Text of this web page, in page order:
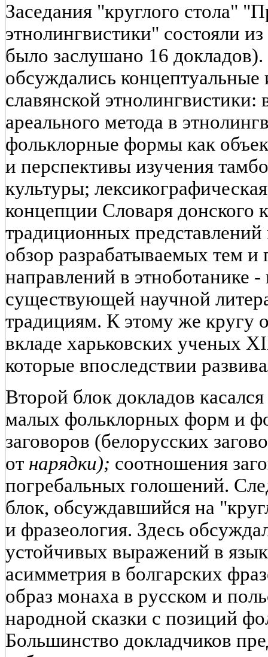
Заседания "круглого стола"
этнолингвистики" состояли
было заслушано 16
обсуждались
славянской
ареального метода в
фольклорные формы как
и перспективы изучения
культуры;
концепции Словаря донского
традиционных представлений
обзор разрабатываемых тем и
направлений в этноботанике
существующей научной
традициям. К этому же кругу
вкладе харьковских ученых
которые впоследствии
Второй блок докладов
малых фольклорных форм и
заговоров (белорусских
от нарядки); соотношения
погребальных голошений.
блок, обсуждавшийся на
и фразеология. Здесь
устойчивых выражений в
асимметрия в болгарских
образ монаха в русском и
народной сказки с позиций
Большинство докладчиков